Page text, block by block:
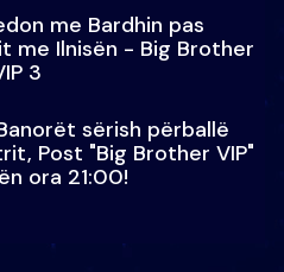
me Bardhin pas
me Ilnisën - Big Brother
3
sërish përballë
Post "Big Brother VIP"
ora 21:00!